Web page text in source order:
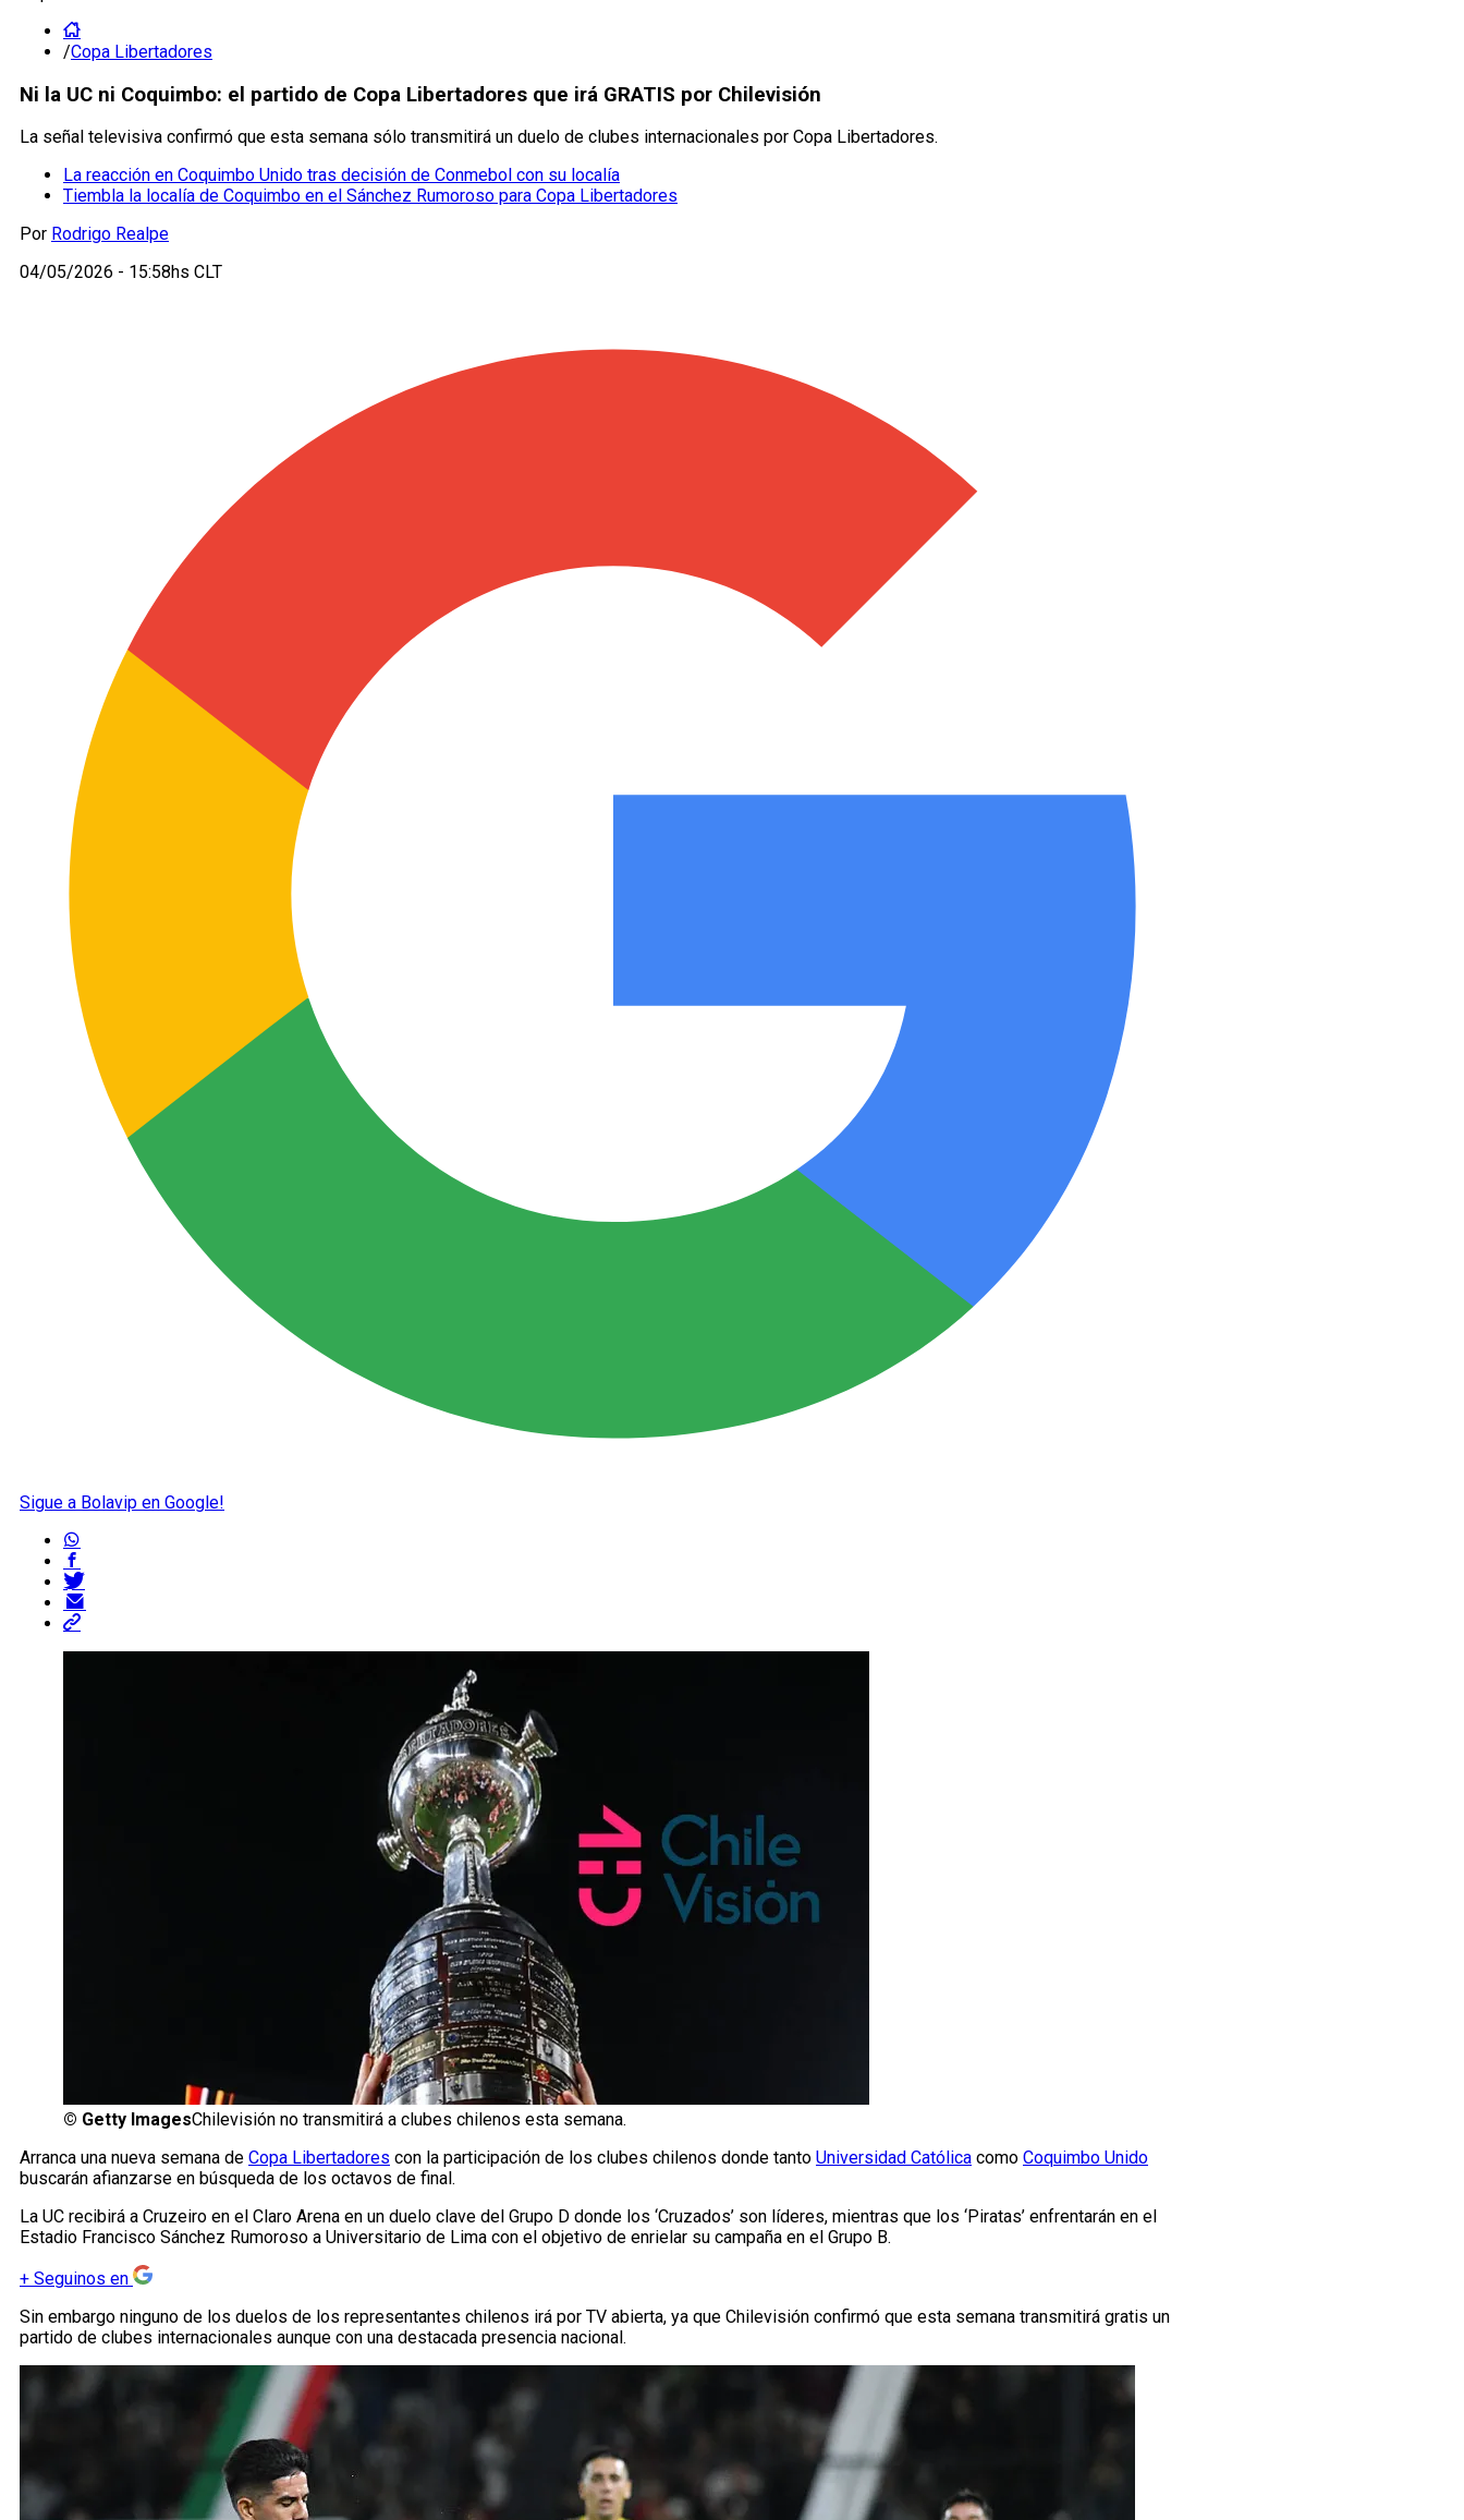
/Copa Libertadores
Ni la UC ni Coquimbo: el partido de Copa Libertadores que irá GRATIS por Chilevisión
La señal televisiva confirmó que esta semana sólo transmitirá un duelo de clubes internacionales por Copa Libertadores.
La reacción en Coquimbo Unido tras decisión de Conmebol con su localía
Tiembla la localía de Coquimbo en el Sánchez Rumoroso para Copa Libertadores
Por Rodrigo Realpe
04/05/2026 - 15:58hs CLT
Sigue a Bolavip en Google!
© Getty ImagesChilevisión no transmitirá a clubes chilenos esta semana.
Arranca una nueva semana de Copa Libertadores con la participación de los clubes chilenos donde tanto Universidad Católica como Coquimbo Unido
buscarán afianzarse en búsqueda de los octavos de final.
La UC recibirá a Cruzeiro en el Claro Arena en un duelo clave del Grupo D donde los ‘Cruzados’ son líderes, mientras que los ‘Piratas’ enfrentarán en el
Estadio Francisco Sánchez Rumoroso a Universitario de Lima con el objetivo de enrielar su campaña en el Grupo B.
+ Seguinos en
Sin embargo ninguno de los duelos de los representantes chilenos irá por TV abierta, ya que Chilevisión confirmó que esta semana transmitirá gratis un
partido de clubes internacionales aunque con una destacada presencia nacional.